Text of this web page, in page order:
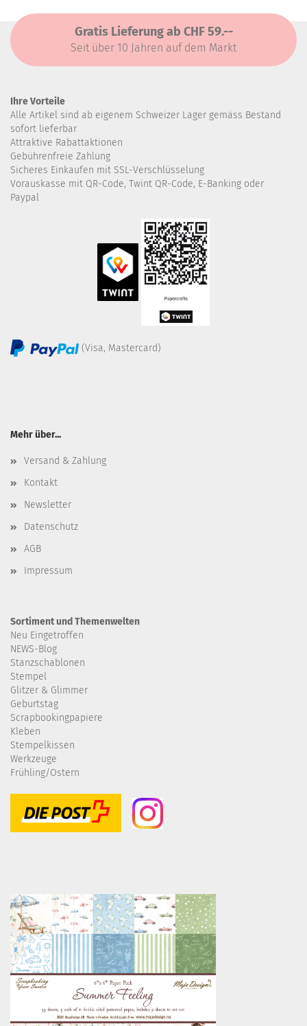
Gratis Lieferung ab CHF 59.--
Seit über 10 Jahren auf dem Markt
Ihre Vorteile
Alle Artikel sind ab eigenem Schweizer Lager gemäss Bestand
sofort lieferbar
Attraktive Rabattaktionen
Gebührenfreie Zahlung
Sicheres Einkaufen mit SSL-Verschlüsselung
Vorauskasse mit QR-Code, Twint QR-Code, E-Banking oder
Paypal
(Visa, Mastercard)
Mehr über...
Versand & Zahlung
Kontakt
Newsletter
Datenschutz
AGB
Impressum
Sortiment und Themenwelten
Neu Eingetroffen
NEWS-Blog
Stanzschablonen
Stempel
Glitzer & Glimmer
Geburtstag
Scrapbookingpapiere
Kleben
Stempelkissen
Werkzeuge
Frühling/Ostern